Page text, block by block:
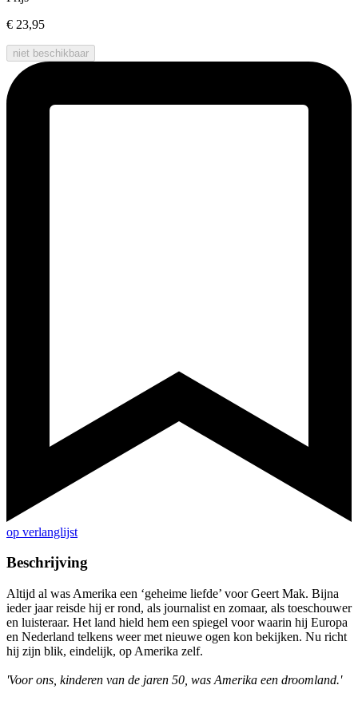
€ 23,95
niet beschikbaar
op verlanglijst
Beschrijving
Altijd al was Amerika een ‘geheime liefde’ voor Geert Mak. Bijna
ieder jaar reisde hij er rond, als journalist en zomaar, als toeschouwer
en luisteraar. Het land hield hem een spiegel voor waarin hij Europa
en Nederland telkens weer met nieuwe ogen kon bekijken. Nu richt
hij zijn blik, eindelijk, op Amerika zelf.
'Voor ons, kinderen van de jaren 50, was Amerika een droomland.'